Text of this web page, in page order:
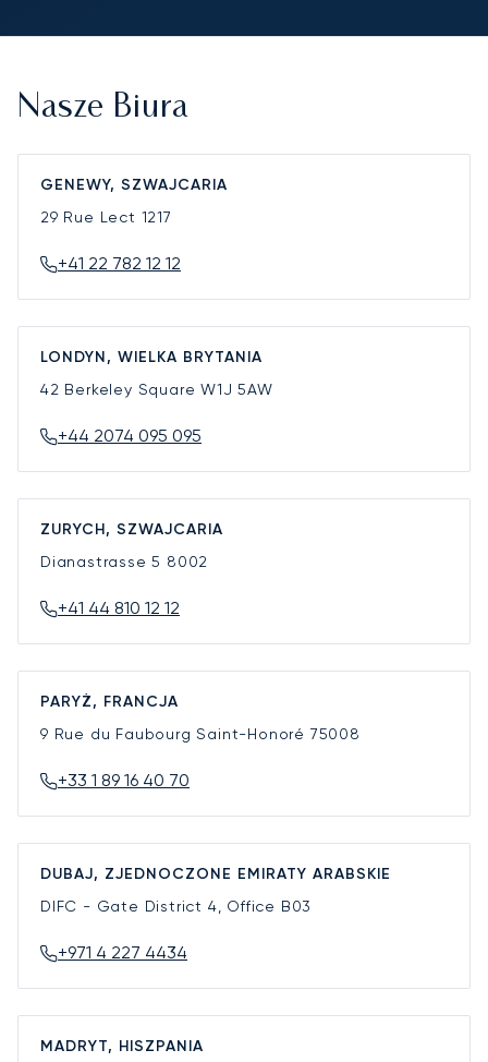
Nasze Biura
GENEWY, SZWAJCARIA
29 Rue Lect 1217
+41 22 782 12 12
LONDYN, WIELKA BRYTANIA
42 Berkeley SquareW1J 5AW
+44 2074 095 095
ZURYCH, SZWAJCARIA
Dianastrasse 5 8002
+41 44 810 12 12
PARYŻ, FRANCJA
9 Rue du Faubourg Saint-Honoré 75008
+33 1 89 16 40 70
DUBAJ, ZJEDNOCZONE EMIRATY ARABSKIE
DIFC - Gate District 4, Office B03
+971 4 227 4434
MADRYT, HISZPANIA